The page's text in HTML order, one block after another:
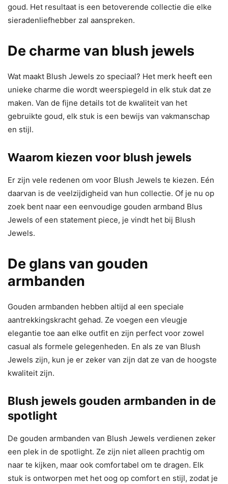
goud. Het resultaat is een betoverende collectie die elke
sieradenliefhebber zal aanspreken.
De charme van blush jewels
Wat maakt Blush Jewels zo speciaal? Het merk heeft een
unieke charme die wordt weerspiegeld in elk stuk dat ze
maken. Van de fijne details tot de kwaliteit van het
gebruikte goud, elk stuk is een bewijs van vakmanschap
en stijl.
Waarom kiezen voor blush jewels
Er zijn vele redenen om voor Blush Jewels te kiezen. Eén
daarvan is de veelzijdigheid van hun collectie. Of je nu op
zoek bent naar een eenvoudige gouden armband Blus
Jewels of een statement piece, je vindt het bij Blush
Jewels.
De glans van gouden
armbanden
Gouden armbanden hebben altijd al een speciale
aantrekkingskracht gehad. Ze voegen een vleugje
elegantie toe aan elke outfit en zijn perfect voor zowel
casual als formele gelegenheden. En als ze van Blush
Jewels zijn, kun je er zeker van zijn dat ze van de hoogste
kwaliteit zijn.
Blush jewels gouden armbanden in de
spotlight
De gouden armbanden van Blush Jewels verdienen zeker
een plek in de spotlight. Ze zijn niet alleen prachtig om
naar te kijken, maar ook comfortabel om te dragen. Elk
stuk is ontworpen met het oog op comfort en stijl, zodat je